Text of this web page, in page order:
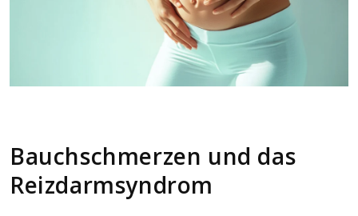
Bauchschmerzen und das
Reizdarmsyndrom